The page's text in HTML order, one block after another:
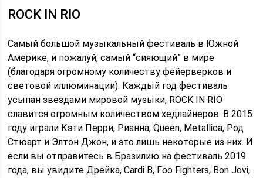
ROCK IN RIO
Самый большой музыкальный фестиваль в Южной
Америке, и пожалуй, самый “сияющий” в мире
(благодаря огромному количеству фейерверков и
световой иллюминации). Каждый год фестиваль
усыпан звездами мировой музыки, ROCK IN RIO
славится огромным количеством хедлайнеров. В 2015
году играли Кэти Перри, Рианна, Queen, Metallica, Род
Стюарт и Элтон Джон, и это лишь некоторые из них. И
если вы отправитесь в Бразилию на фестиваль 2019
года, вы увидите Дрейка, Cardi B, Foo Fighters, Bon Jovi,